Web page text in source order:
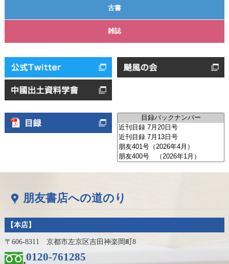
古書
雑誌
朋友書店への道のり
【本店】
〒606-8311 京都市左京区吉田神楽岡町8
0120-761285